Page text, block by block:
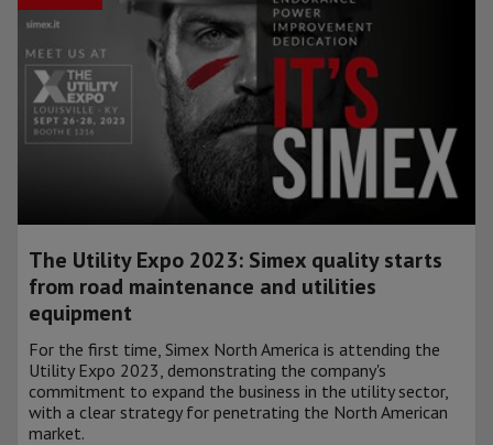
The Utility Expo 2023: Simex quality starts
from road maintenance and utilities
equipment
For the first time, Simex North America is attending the
Utility Expo 2023, demonstrating the company's
commitment to expand the business in the utility sector,
with a clear strategy for penetrating the North American
market.